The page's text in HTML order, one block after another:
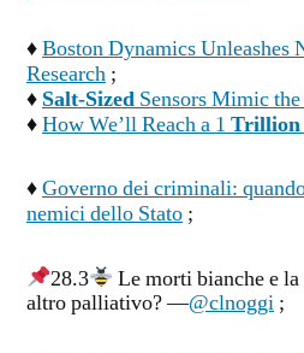
♦Boston Dynamics Unleashes
Research ;
♦ Salt-Sized Sensors Mimic
♦How We’ll Reach a 1 Trillion
♦Governo dei criminali:
nemici dello Stato ;
28.3
Le morti bianche e
altro palliativo? —@clnoggi ;